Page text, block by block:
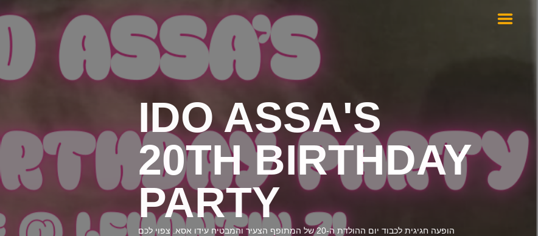
IDO ASSA'S
20TH BIRTHDAY
PARTY
הופעה חגיגית לכבוד יום ההולדת ה-20 של המתופף הצעיר והמבטיח עידו אסא. צפוי לכם